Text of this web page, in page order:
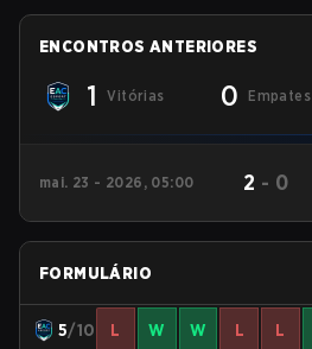
ENCONTROS ANTERIORES
1 Vitórias 0 Empates
mai. 23 - 2026, 05:00 2 - 0
FORMULÁRIO
5/10 L W W L L